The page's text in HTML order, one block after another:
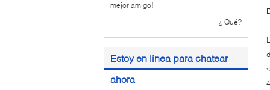
mejor amigo!
—— - ¿ Qué?
Estoy en línea para chatear
ahora